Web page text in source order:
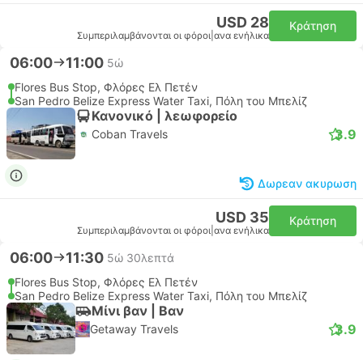
USD 28
Συμπεριλαμβάνονται οι φόροι ανα ενήλικα
Κράτηση
06:00 11:00 5ώ
Flores Bus Stop, Φλόρες Ελ Πετέν
San Pedro Belize Express Water Taxi, Πόλη του Μπελίζ
Κανονικό | λεωφορείο
Coban Travels 3.9
Δωρεαν ακυρωση
USD 35
Συμπεριλαμβάνονται οι φόροι ανα ενήλικα
Κράτηση
06:00 11:30 5ώ 30λεπτά
Flores Bus Stop, Φλόρες Ελ Πετέν
San Pedro Belize Express Water Taxi, Πόλη του Μπελίζ
Μίνι βαν | Βαν
Getaway Travels 3.9